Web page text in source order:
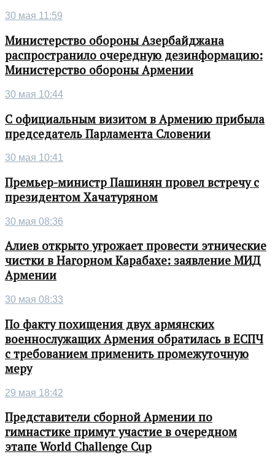
30 мая 11:59
Министерство обороны Азербайджана
распространило очередную дезинформацию:
Министерство обороны Армении
30 мая 10:44
С официальным визитом в Армению прибыла
председатель Парламента Словении
30 мая 10:41
Премьер-министр Пашинян провел встречу с
президентом Хачатуряном
30 мая 08:36
Алиев открыто угрожает провести этнические
чистки в Нагорном Карабахе: заявление МИД
Армении
30 мая 08:33
По факту похищения двух армянских
военнослужащих Армения обратилась в ЕСПЧ
с требованием применить промежуточную
меру
29 мая 18:42
Представители сборной Армении по
гимнастике примут участие в очередном
этапе World Challenge Cup